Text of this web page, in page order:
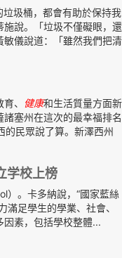
圾桶，都會有助於保持我
說。「垃圾不僅礙眼，還
敏儀說道：「雖然我們把清
、 健康和生活質量方面新
塞州在這次的最幸福排名
的民眾說了算。新澤西州
学校上榜
。卡多納說，“國家藍絲
滿足學生的學業、社會、
素，包括學校整體...